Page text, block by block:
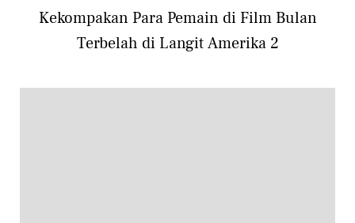
Kekompakan Para Pemain di Film Bulan
Terbelah di Langit Amerika 2